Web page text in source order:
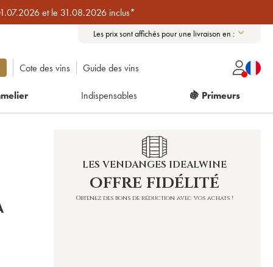
et le 31.08.2026 inclus*
Les prix sont affichés pour une livraison en :
Cote des vins Guide des vins
Indispensables 🍇 Primeurs
LES VENDANGES IDEALWINE
offre fidélité
Obtenez des bons de réduction avec vos achats !